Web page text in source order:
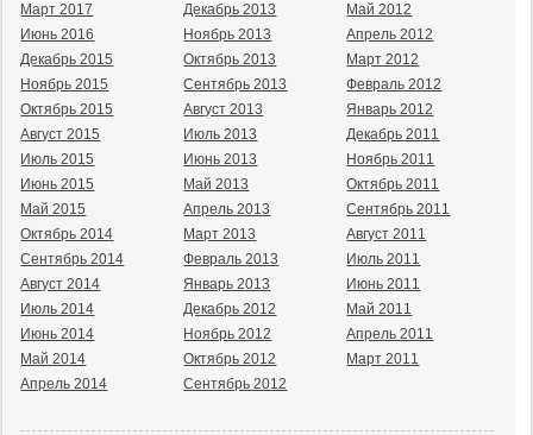
Март 2017
Июнь 2016
Декабрь 2015
Ноябрь 2015
Октябрь 2015
Август 2015
Июль 2015
Июнь 2015
Май 2015
Октябрь 2014
Сентябрь 2014
Август 2014
Июль 2014
Июнь 2014
Май 2014
Апрель 2014
Декабрь 2013
Ноябрь 2013
Октябрь 2013
Сентябрь 2013
Август 2013
Июль 2013
Июнь 2013
Май 2013
Апрель 2013
Март 2013
Февраль 2013
Январь 2013
Декабрь 2012
Ноябрь 2012
Октябрь 2012
Сентябрь 2012
Май 2012
Апрель 2012
Март 2012
Февраль 2012
Январь 2012
Декабрь 2011
Ноябрь 2011
Октябрь 2011
Сентябрь 2011
Август 2011
Июль 2011
Июнь 2011
Май 2011
Апрель 2011
Март 2011